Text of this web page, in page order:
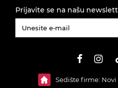
Prijavite se na našu
Sedište firme: Novi